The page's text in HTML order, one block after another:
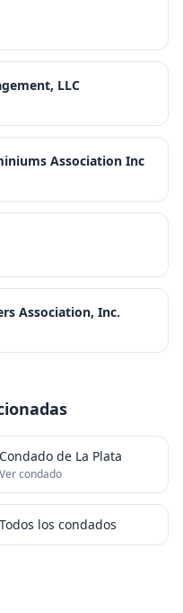
LLC
Association Inc
Association, Inc.
Condado de La Plata
Ver condado
Todos los condados